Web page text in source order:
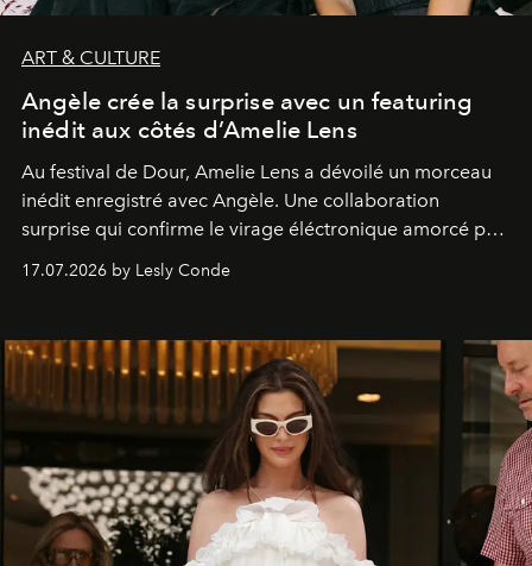
ART & CULTURE
Angèle crée la surprise avec un featuring
inédit aux côtés d’Amelie Lens
Au festival de Dour, Amelie Lens a dévoilé un morceau
inédit enregistré avec Angèle. Une collaboration
surprise qui confirme le virage éléctronique amorcé par
la chanteuse belge.
17.07.2026 by Lesly Conde